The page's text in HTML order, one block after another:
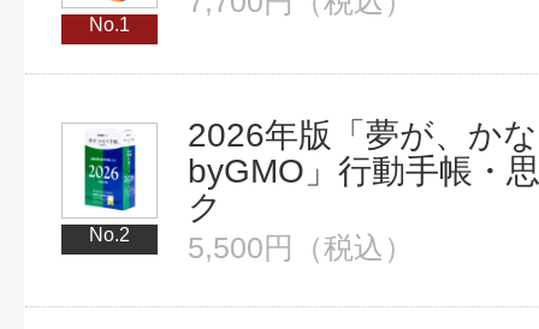
No.1
No.2
2026年版「夢が、か
byGMO」行動手帳・
ク
5,500円（税込）